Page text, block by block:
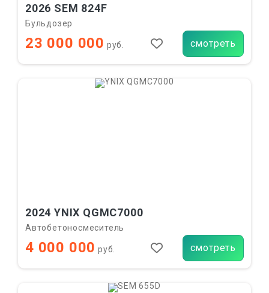
2026 SEM 824F
Бульдозер
23 000 000 руб. смотреть
2024 YNIX QGMC7000
Автобетоносмеситель
4 000 000 руб. смотреть